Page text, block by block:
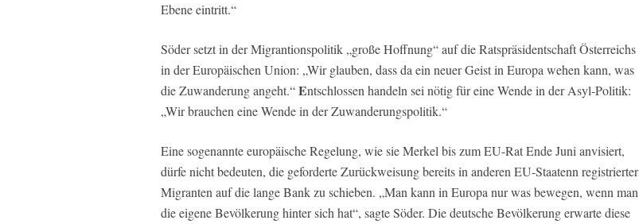
Ebene eintritt.“
Söder setzt in der Migrantionspolitik „große Hoffnung“ auf die Ratspräsidentschaft Österreichs
in der Europäischen Union: „Wir glauben, dass da ein neuer Geist in Europa wehen kann, was
die Zuwanderung angeht.“Entschlossen handeln sei nötig für eine Wende in der Asyl-Politik:
„Wir brauchen eine Wende in der Zuwanderungspolitik.“
Eine sogenannte europäische Regelung, wie sie Merkel bis zum EU-Rat Ende Juni anvisiert,
dürfe nicht bedeuten, die geforderte Zurückweisung bereits in anderen EU-Staatenn registrierter
Migranten auf die lange Bank zu schieben. „Man kann in Europa nur was bewegen, wenn man
die eigene Bevölkerung hinter sich hat“, sagte Söder. Die deutsche Bevölkerung erwarte diese